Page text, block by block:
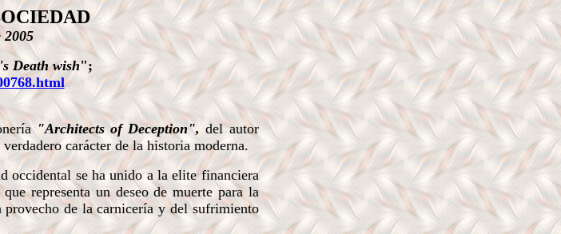
Death wish";
"Architects of Deception",delautor
carácter de la historia moderna.
occidental se ha unido a la elite financiera
representa un deseo de muerte para la
de la carnicería y del sufrimiento